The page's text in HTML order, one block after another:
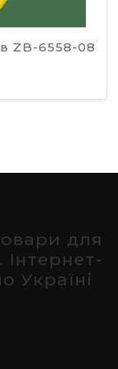
ZB-6558-08
для
Україні